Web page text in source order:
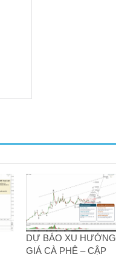
DỰ BÁO XU HƯỚNG
GIÁ CÀ PHÊ – CẬP